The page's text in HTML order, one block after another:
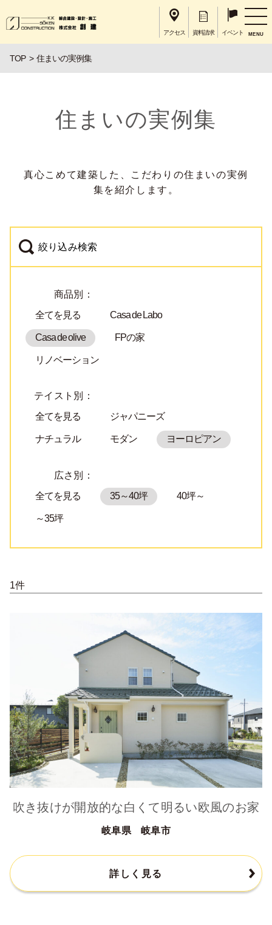
アクセス 資料請求 イベント MENU
TOP 住まいの実例集
住まいの実例集
真心こめて建築した、こだわりの住まいの実例
集を紹介します。
絞り込み検索
商品別：
全てを見る
Casa de Labo
Casa de olive FPの家
リノベーション
テイスト別：
全てを見る
ジャパニーズ
ナチュラル モダン ヨーロピアン
広さ別：
全てを見る
35～40坪 40坪～
～35坪
1件
吹き抜けが開放的な白くて明るい欧風のお家
岐阜県 岐阜市
詳しく見る